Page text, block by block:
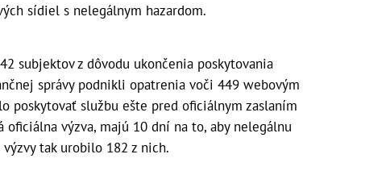
sídiel s nelegálnym hazardom.
subjektov z dôvodu ukončenia poskytovania
správy podnikli opatrenia voči 449 webovým
poskytovať službu ešte pred oficiálnym zaslaním
oficiálna výzva, majú 10 dní na to, aby nelegálnu
tak urobilo 182 z nich.